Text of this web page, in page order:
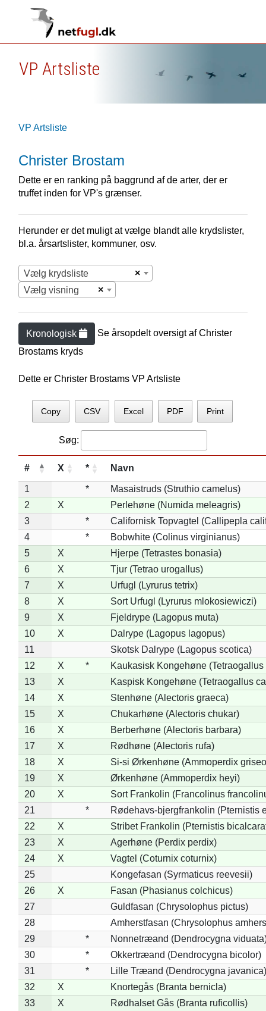
VP Artsliste
VP Artsliste
Christer Brostam
Dette er en ranking på baggrund af de arter, der er
truffet inden for VP's grænser.
Herunder er det muligt at vælge blandt alle krydslister,
bl.a. årsartslister, kommuner, osv.
×
Vælg krydsliste
×
Vælg visning
Kronologisk Se årsopdelt oversigt afChrister
Brostams kryds
Dette er Christer Brostams VP Artsliste
Copy CSV Excel PDF Print
Søg:
# X * Navn
1 *
Masaistruds (Struthio camelus)
2
X
Perlehøne (Numida meleagris)
3
*
Californisk Topvagtel (Callipepla
4
*
Bobwhite (Colinus virginianus)
5
X
Hjerpe (Tetrastes bonasia)
6
X
Tjur (Tetrao urogallus)
7
X
Urfugl (Lyrurus tetrix)
8
X
Sort Urfugl (Lyrurus mlokosiewiczi)
9
X
Fjeldrype (Lagopus muta)
10
X
Dalrype (Lagopus lagopus)
11
Skotsk Dalrype (Lagopus scotica)
12
X *
Kaukasisk Kongehøne
13
X
Kaspisk Kongehøne (Tetraogallus
14
X
Stenhøne (Alectoris graeca)
15
X
Chukarhøne (Alectoris chukar)
16
X
Berberhøne (Alectoris barbara)
17
X
Rødhøne (Alectoris rufa)
18
X
Si-si Ørkenhøne (Ammoperdix
19
X
Ørkenhøne (Ammoperdix heyi)
20
X
Sort Frankolin (Francolinus
21
*
Rødehavs-bjergfrankolin (Pternistis
22
X
Stribet Frankolin (Pternistis
23
X
Agerhøne (Perdix perdix)
24
X
Vagtel (Coturnix coturnix)
25
Kongefasan (Syrmaticus reevesii)
26
X
Fasan (Phasianus colchicus)
27
Guldfasan (Chrysolophus pictus)
28
Amherstfasan (Chrysolophus
29
*
Nonnetræand (Dendrocygna
30
*
Okkertræand (Dendrocygna bicolor)
31
*
Lille Træand (Dendrocygna javanica)
32
X
Knortegås (Branta bernicla)
33
X
Rødhalset Gås (Branta ruficollis)